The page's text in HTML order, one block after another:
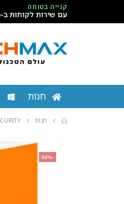
קנייה בטוחה
עם שירות לקוחות ב-whatsapp
חנות
חנות
-50%